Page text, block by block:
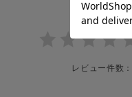
レビュー件数：